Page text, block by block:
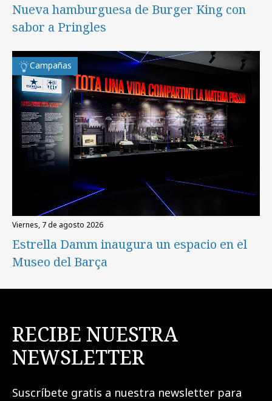
Nueva hamburguesa de Burger King con
sabor a Pringles
Campañas
viernes, 7 de agosto 2026
Estrella Damm inaugura un espacio en el
Museo del Barça
RECIBE NUESTRA
NEWSLETTER
Suscríbete gratis a nuestra newsletter para